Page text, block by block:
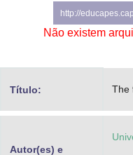
Advocacia-Geral da União
Banco Central do Brasil
Planalto
http://
Não existem
Título: The
Autor(es) e